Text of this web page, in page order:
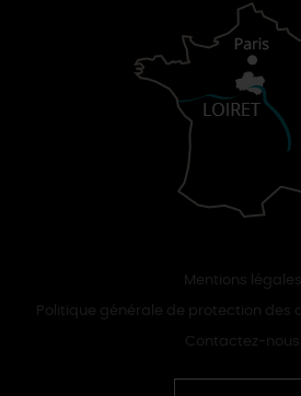
Mentions légales
Politique générale de protection des
Contactez-nous